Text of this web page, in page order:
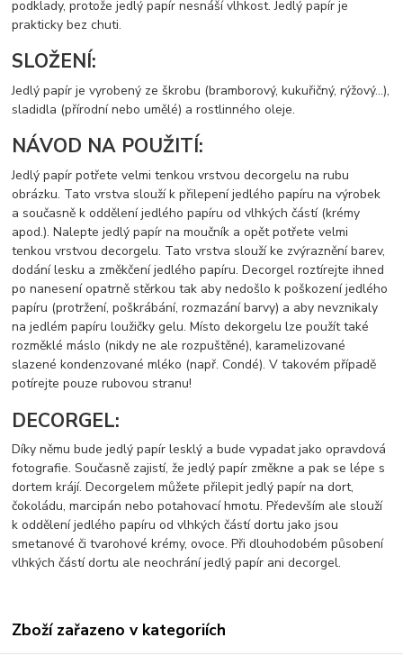
podklady, protože jedlý papír nesnáší vlhkost. Jedlý papír je
prakticky bez chuti.
SLOŽENÍ:
Jedlý papír je vyrobený ze škrobu (bramborový, kukuřičný, rýžový…),
sladidla (přírodní nebo umělé) a rostlinného oleje.
NÁVOD NA POUŽITÍ:
Jedlý papír potřete velmi tenkou vrstvou decorgelu na rubu
obrázku. Tato vrstva slouží k přilepení jedlého papíru na výrobek
a současně k oddělení jedlého papíru od vlhkých částí (krémy
apod.). Nalepte jedlý papír na moučník a opět potřete velmi
tenkou vrstvou decorgelu. Tato vrstva slouží ke zvýraznění barev,
dodání lesku a změkčení jedlého papíru. Decorgel roztírejte ihned
po nanesení opatrně stěrkou tak aby nedošlo k poškození jedlého
papíru (protržení, poškrábání, rozmazání barvy) a aby nevznikaly
na jedlém papíru loužičky gelu. Místo dekorgelu lze použít také
rozměklé máslo (nikdy ne ale rozpuštěné), karamelizované
slazené kondenzované mléko (např. Condé). V takovém případě
potírejte pouze rubovou stranu!
DECORGEL:
Díky němu bude jedlý papír lesklý a bude vypadat jako opravdová
fotografie. Současně zajistí, že jedlý papír změkne a pak se lépe s
dortem krájí. Decorgelem můžete přilepit jedlý papír na dort,
čokoládu, marcipán nebo potahovací hmotu. Především ale slouží
k oddělení jedlého papíru od vlhkých částí dortu jako jsou
smetanové či tvarohové krémy, ovoce. Při dlouhodobém působení
vlhkých částí dortu ale neochrání jedlý papír ani decorgel.
Zboží zařazeno v kategoriích